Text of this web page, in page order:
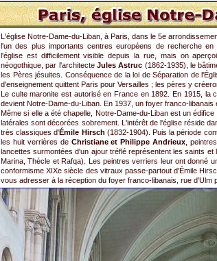
L'église Notre-Dame-du-Liban, à Paris, dans le 5e
l'un des plus importants centres européens de recherche en
l'église est difficilement visible depuis la rue, mais on
néogothique, par l'architecte Jules Astruc (1862-1935), le
les Pères jésuites. Conséquence de la loi de Séparation de
d'enseignement quittent Paris pour Versailles ; les pères y
Le culte maronite est autorisé en France en 1892. En 1915, la
devient Notre-Dame-du-Liban. En 1937, un foyer franco-libanais
Même si elle a été chapelle, Notre-Dame-du-Liban est un
latérales sont décorées sobrement. L'intérêt de l'église réside
très classiques d'Émile Hirsch (1832-1904). Puis la période
les huit verrières de Christiane et Philippe Andrieux ,
lancettes surmontées d'un ajour tréflé représentent les saints et
Marina, Thècle et Rafqa). Les peintres verriers leur ont donné
conformisme XIXe siècle des vitraux passe-partout d'Émile
vous adresser à la réception du foyer franco-libanais, rue d'Ulm